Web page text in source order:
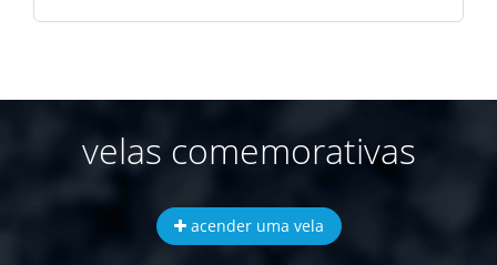
velas comemorativas
acender uma vela